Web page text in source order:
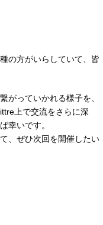
の方がいらしていて、皆
がっていかれる様子を、
上で交流をさらに深
幸いです。
、ぜひ次回を開催したい